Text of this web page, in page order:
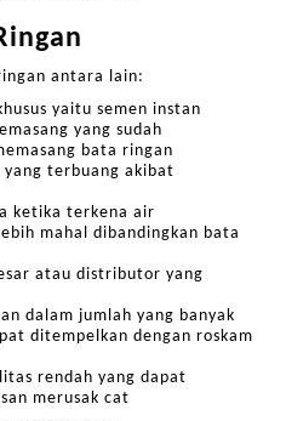
antara lain:
yaitu semen instan
yang sudah
bata ringan
terbuang akibat
ketika terkena air
mahal dibandingkan bata
atau distributor yang
dalam jumlah yang banyak
ditempelkan dengan roskam
rendah yang dapat
merusak cat